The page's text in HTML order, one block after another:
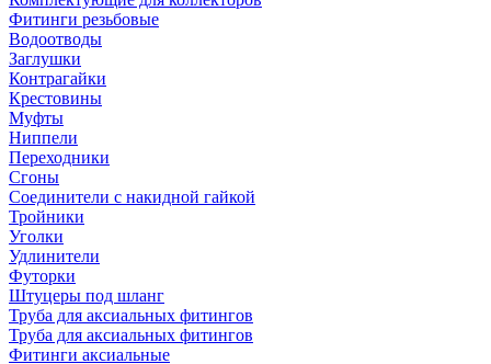
Фитинги резьбовые
Водоотводы
Заглушки
Контрагайки
Крестовины
Муфты
Ниппели
Переходники
Сгоны
Соединители с накидной гайкой
Тройники
Уголки
Удлинители
Футорки
Штуцеры под шланг
Труба для аксиальных фитингов
Труба для аксиальных фитингов
Фитинги аксиальные